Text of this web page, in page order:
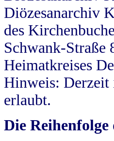
Diözesanarchiv
des
Schwank-Straße
Heimatkreises
Hinweis: Derzeit
erlaubt.
Die